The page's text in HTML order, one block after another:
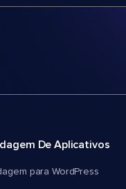
De Aplicativos
para WordPress